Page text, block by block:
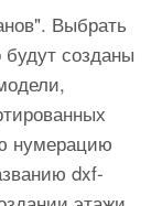
Выбрать
созданы
нумерацию
dxf-